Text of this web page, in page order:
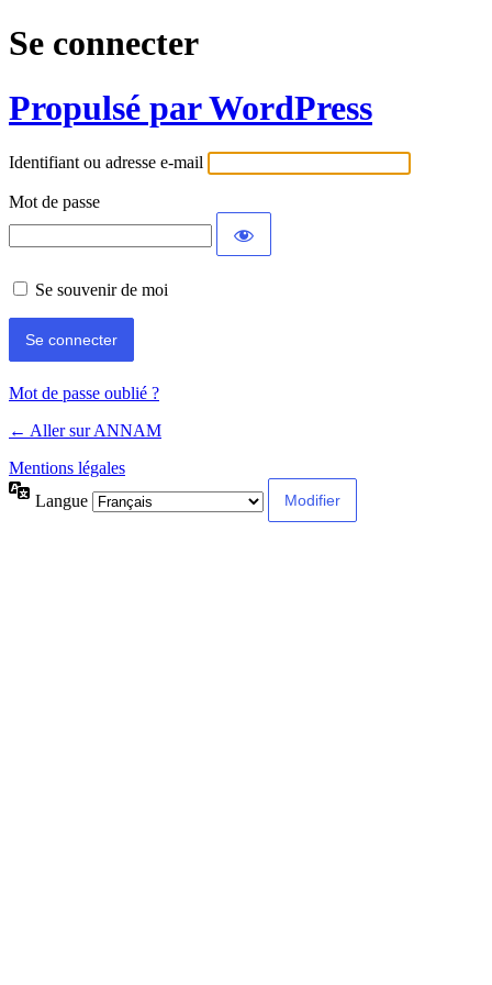
Se connecter
Propulsé par WordPress
Identifiant ou adresse e-mail
Mot de passe
Se souvenir de moi
Mot de passe oublié ?
← Aller sur ANNAM
Mentions légales
Langue